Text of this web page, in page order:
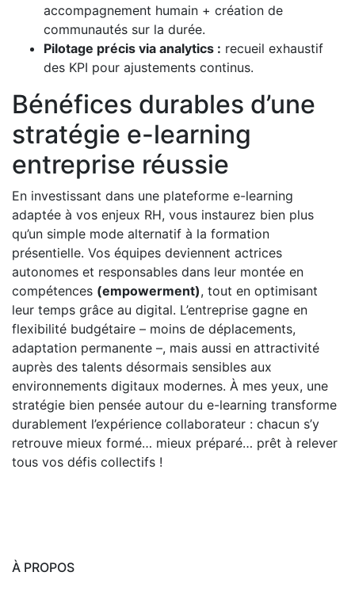
accompagnement humain + création de
communautés sur la durée.
Pilotage précis via analytics : recueil exhaustif
des KPI pour ajustements continus.
Bénéfices durables d’une
stratégie e-learning
entreprise réussie
En investissant dans une plateforme e-learning
adaptée à vos enjeux RH, vous instaurez bien plus
qu’un simple mode alternatif à la formation
présentielle. Vos équipes deviennent actrices
autonomes et responsables dans leur montée en
compétences (empowerment), tout en optimisant
leur temps grâce au digital. L’entreprise gagne en
flexibilité budgétaire – moins de déplacements,
adaptation permanente –, mais aussi en attractivité
auprès des talents désormais sensibles aux
environnements digitaux modernes. À mes yeux, une
stratégie bien pensée autour du e-learning transforme
durablement l’expérience collaborateur : chacun s’y
retrouve mieux formé… mieux préparé… prêt à relever
tous vos défis collectifs !
À PROPOS